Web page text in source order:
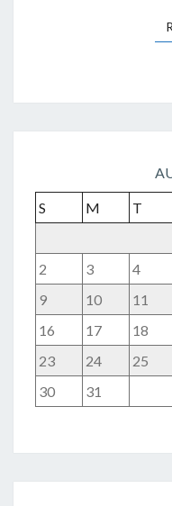
S M T
2
3 4
9
10 11
16
17 18
23
24 25
30
31